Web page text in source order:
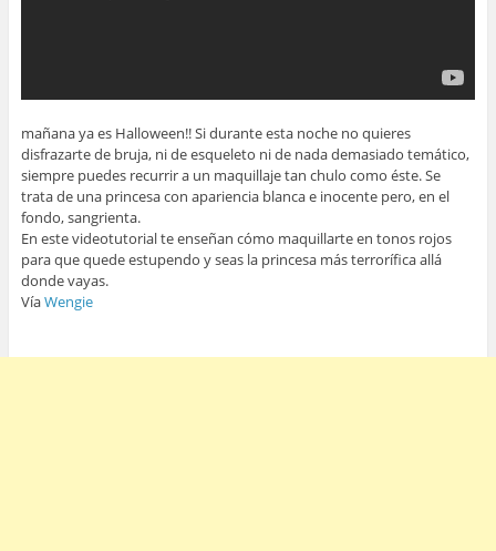
mañana ya es Halloween!! Si durante esta noche no quieres
disfrazarte de bruja, ni de esqueleto ni de nada demasiado temático,
siempre puedes recurrir a un maquillaje tan chulo como éste. Se
trata de una princesa con apariencia blanca e inocente pero, en el
fondo, sangrienta.
En este videotutorial te enseñan cómo maquillarte en tonos rojos
para que quede estupendo y seas la princesa más terrorífica allá
donde vayas.
VíaWengie